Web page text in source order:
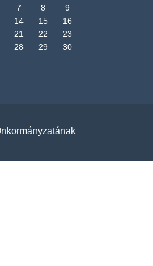
7 8
9
14 15
16
21 22
23
28 29
30